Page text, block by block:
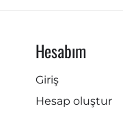
Hesabım
Giriş
Hesap oluştur